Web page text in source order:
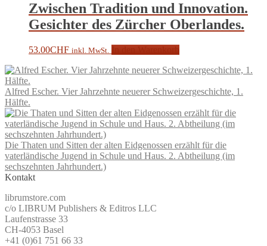
Zwischen Tradition und Innovation.
Gesichter des Zürcher Oberlandes.
53.00CHF inkl. MwSt.
Alfred Escher. Vier Jahrzehnte neuerer Schweizergeschichte, 1.
Hälfte.
Die Thaten und Sitten der alten Eidgenossen erzählt für die
vaterländische Jugend in Schule und Haus. 2. Abtheilung (im
sechszehnten Jahrhundert.)
Kontakt
librumstore.com
c/o LIBRUM Publishers & Editros LLC
Laufenstrasse 33
CH-4053 Basel
+41 (0)61 751 66 33